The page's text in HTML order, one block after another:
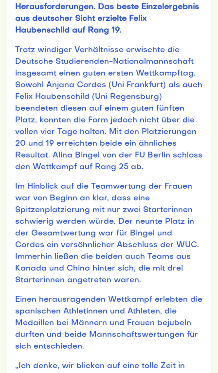
Herausforderungen. Das beste Einzelergebnis
aus deutscher Sicht erzielte Felix
Haubenschild auf Rang 19.
Trotz windiger Verhältnisse erwischte die
Deutsche Studierenden-Nationalmannschaft
insgesamt einen guten ersten Wettkampftag.
Sowohl Anjana Cordes (Uni Frankfurt) als auch
Felix Haubenschild (Uni Regensburg)
beendeten diesen auf einem guten fünften
Platz, konnten die Form jedoch nicht über die
vollen vier Tage halten. Mit den Platzierungen
20 und 19 erreichten beide ein ähnliches
Resultat. Alina Bingel von der FU Berlin schloss
den Wettkampf auf Rang 25 ab.
Im Hinblick auf die Teamwertung der Frauen
war von Beginn an klar, dass eine
Spitzenplatzierung mit nur zwei Starterinnen
schwierig werden würde. Der neunte Platz in
der Gesamtwertung war für Bingel und
Cordes ein versöhnlicher Abschluss der WUC.
Immerhin ließen die beiden auch Teams aus
Kanada und China hinter sich, die mit drei
Starterinnen angetreten waren.
Einen herausragenden Wettkampf erlebten die
spanischen Athletinnen und Athleten, die
Medaillen bei Männern und Frauen bejubeln
durften und beide Mannschaftswertungen für
sich entschieden.
„Ich denke, wir blicken auf eine tolle Zeit in